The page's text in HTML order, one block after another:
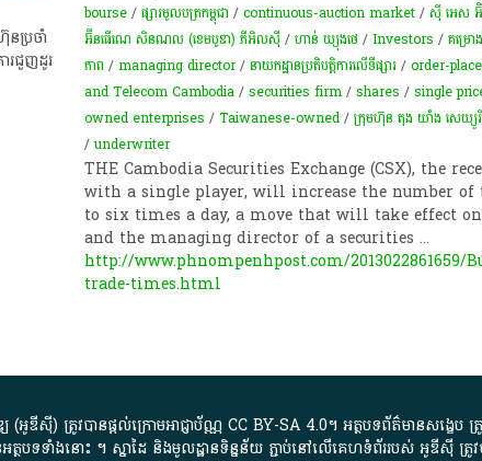
ប្រចាំ​
រ​ជួញ​ដូរ​
bourse/ផ្សារមូលបត្រកម្ពុជា /continuous-auction market/ស៊ី អេស​
អ៊ីនធើណេ សិនណល (ខេមបូឌា) ភីអិលស៊ី/ហាន់ ឃ្យុងថេ /Investors /គម្រោ
ភាព​ /managing director/នាយកដ្ឋានប្រតិបត្ដិការលើទីផ្សារ/order-
and Telecom Cambodia/securities firm/shares /single
owned enterprises /Taiwanese-owned/ក្រុមហ៊ុន តុង យាំង សេឃ្យូ
/underwriter
THE Cambodia Securities Exchange (CSX), the
with a single player, will increase the number of
to six times a day, a move that will take effect on
and the managing director of a securities...
http://www.phnompenhpost.com/2013022861659/
trade-times.html
អូ​ឌី​ស៊ី)​ ត្រូវ​បាន​ផ្តល់​ក្រោម​អាជ្ញាប័ណ្ណ​ CC BY-SA 4.0។​ អត្ថបទ​ព័ត៌មាន​សង្ខេប​
ថបទទាំង​នោះ​ ។​ ស្នាដៃ​ និង​មូលដ្ឋាន​ទិន្នន័យ ​ភ្ជាប់​នៅ​លើ​គេហទំព័រ​របស់​ អូ​ឌី​ស៊ី​ ត្